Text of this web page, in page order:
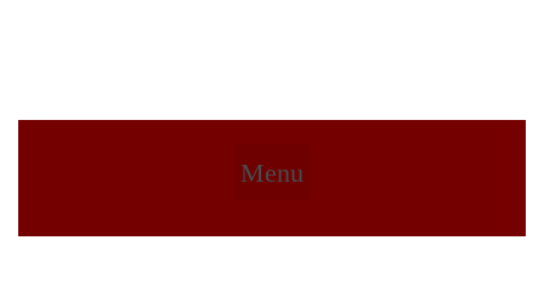
Menu